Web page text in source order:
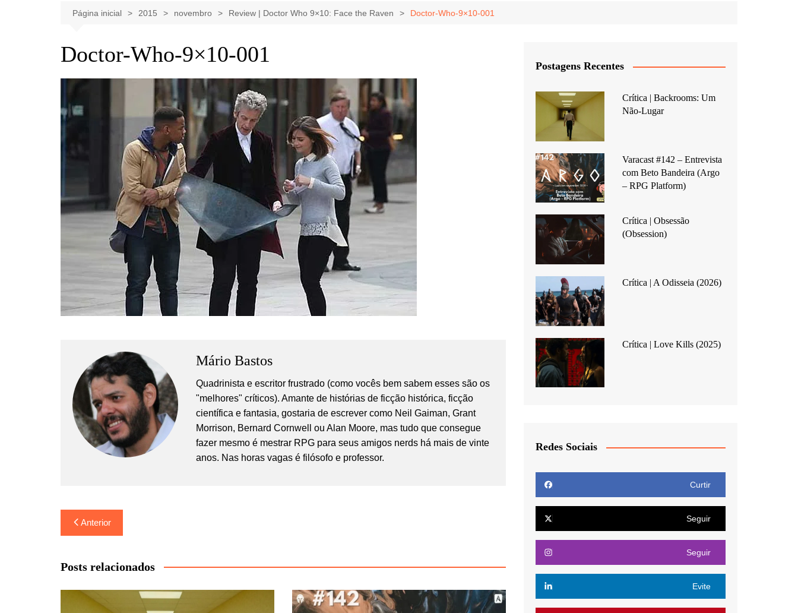
Celebridades
Música
Clássicos
Livros
Game ReviewRadiola Torresmo
Tv
Página inicial 2015 novembro Review | Doctor Who 9×10: Face the Raven Doctor-Who-9×10-001
Doctor-Who-9×10-001
Mário Bastos
Quadrinista e escritor frustrado (como vocês bem sabem esses são os
"melhores" críticos). Amante de histórias de ficção histórica, ficção
científica e fantasia, gostaria de escrever como Neil Gaiman, Grant
Morrison, Bernard Cornwell ou Alan Moore, mas tudo que consegue
fazer mesmo é mestrar RPG para seus amigos nerds há mais de vinte
anos. Nas horas vagas é filósofo e professor.
Navegação
de
Post
Anterior
Posts relacionados
Postagens Recentes
Crítica | Backrooms: Um
Não-Lugar
Varacast #142 – Entrevista
com Beto Bandeira (Argo
– RPG Platform)
Crítica | Obsessão
(Obsession)
Crítica | A Odisseia (2026)
Crítica | Love Kills (2025)
Redes Sociais
Curtir
Seguir
Seguir
Evite